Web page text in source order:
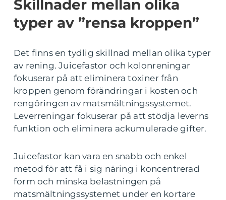
Skillnader mellan olika
typer av ”rensa kroppen”
Det finns en tydlig skillnad mellan olika typer
av rening. Juicefastor och kolonreningar
fokuserar på att eliminera toxiner från
kroppen genom förändringar i kosten och
rengöringen av matsmältningssystemet.
Leverreningar fokuserar på att stödja leverns
funktion och eliminera ackumulerade gifter.
Juicefastor kan vara en snabb och enkel
metod för att få i sig näring i koncentrerad
form och minska belastningen på
matsmältningssystemet under en kortare